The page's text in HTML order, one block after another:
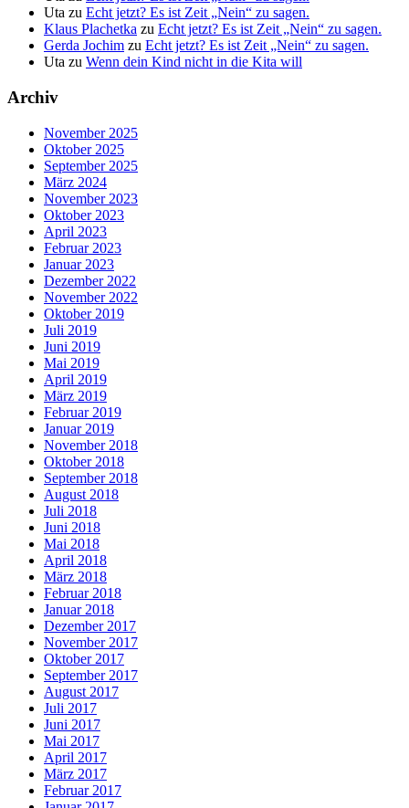
Uta zu Echt jetzt? Es ist Zeit „Nein“ zu sagen.
Klaus Plachetka zu Echt jetzt? Es ist Zeit „Nein“ zu sagen.
Gerda Jochim zu Echt jetzt? Es ist Zeit „Nein“ zu sagen.
Uta zu Wenn dein Kind nicht in die Kita will
Archiv
November 2025
Oktober 2025
September 2025
März 2024
November 2023
Oktober 2023
April 2023
Februar 2023
Januar 2023
Dezember 2022
November 2022
Oktober 2019
Juli 2019
Juni 2019
Mai 2019
April 2019
März 2019
Februar 2019
Januar 2019
November 2018
Oktober 2018
September 2018
August 2018
Juli 2018
Juni 2018
Mai 2018
April 2018
März 2018
Februar 2018
Januar 2018
Dezember 2017
November 2017
Oktober 2017
September 2017
August 2017
Juli 2017
Juni 2017
Mai 2017
April 2017
März 2017
Februar 2017